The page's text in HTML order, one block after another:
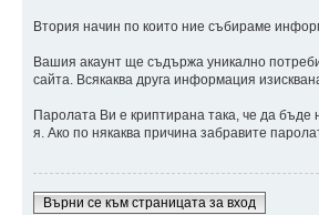
Втория начин по които ние събираме
Вашия акаунт ще съдържа уникално
сайта. Всякаква друга информация
Паролата Ви е криптирана така, че да бъде
я. Ако по някаква причина забравите
Върни се към страницата за вход